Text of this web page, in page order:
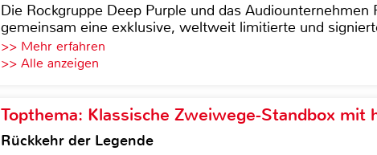
Die Rockgruppe Deep Purple und das Audiounternehmen
gemeinsam eine exklusive, weltweit limitierte und
>> Mehr erfahren
>> Alle anzeigen
Topthema: Klassische Zweiwege-Standbox mit
Rückkehr der Legende